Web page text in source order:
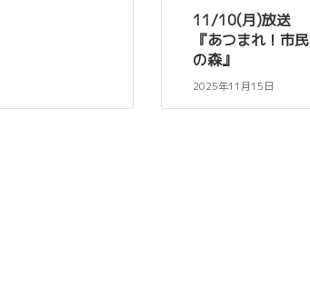
11/10(月)放送
『あつまれ！市民
の森』
2025年11月15日